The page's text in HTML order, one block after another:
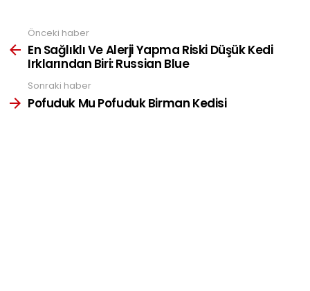
more
Önceki haber
En Sağlıklı Ve Alerji Yapma Riski Düşük Kedi
Irklarından Biri: Russian Blue
Sonraki haber
Pofuduk Mu Pofuduk Birman Kedisi